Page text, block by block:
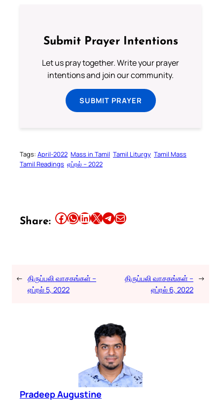
Submit Prayer Intentions
Let us pray together. Write your prayer
intentions and join our community.
SUBMIT PRAYER
Tags: April-2022 Mass in Tamil Tamil Liturgy Tamil Mass
Tamil Readings ஏப்ரல் – 2022
Share: Share this article on Facebook Share this article on WhatsApp Share this article on LinkedIn Share this article on X Share this article on TelegramEmail this Article
← திருப்பலி வாசகங்கள் –
ஏப்ரல் 5, 2022
திருப்பலி வாசகங்கள் –
ஏப்ரல் 6, 2022
→
Pradeep Augustine